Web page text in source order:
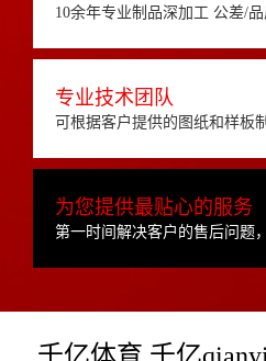
10余年专业制品深加工 公差/
专业技术团队
可根据客户提供的图纸和样板
为您提供最贴心的服务
第一时间解决客户的售后问题
千亿体育,千亿